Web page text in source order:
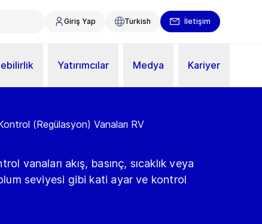
Giriş Yap Turkish İletişim
Yatırımcılar Medya Kariyer
(Regülasyon) Vanaları RV
vanaları akış, basınç, sıcaklık veya
seviyesi gibi kati ayar ve kontrol